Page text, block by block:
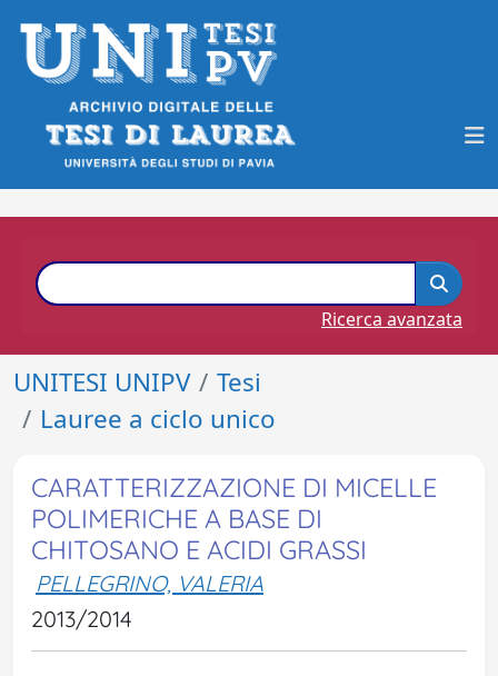
Ricerca avanzata
UNITESI UNIPV
Tesi
Lauree a ciclo unico
CARATTERIZZAZIONE DI MICELLE
POLIMERICHE A BASE DI
CHITOSANO E ACIDI GRASSI
PELLEGRINO, VALERIA
2013/2014